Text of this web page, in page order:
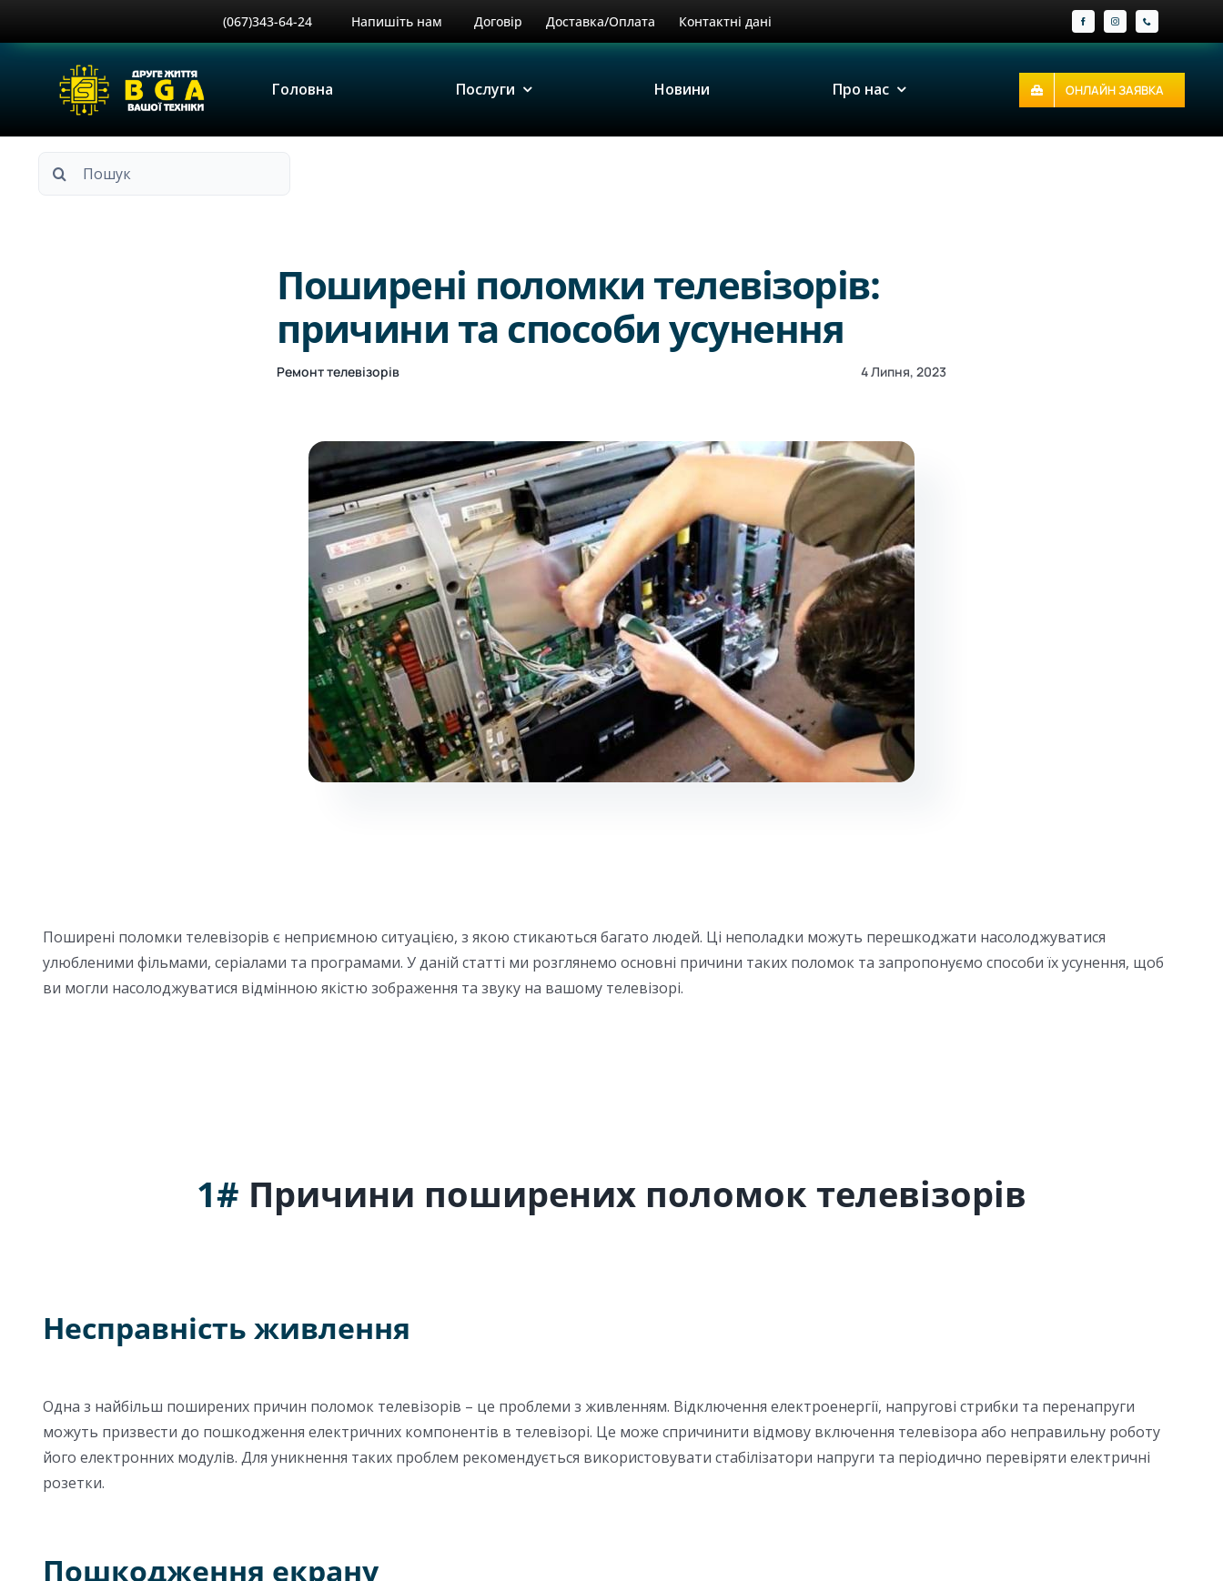
(067)343-64-24 Напишіть нам Договір Доставка/Оплата Контактні дані
Головна Послуги Новини Про нас ОНЛАЙН ЗАЯВКА
Пошук
Поширені поломки телевізорів:
причини та способи усунення
Ремонт телевізорів 4 Липня, 2023
Поширені поломки телевізорів є неприємною ситуацією, з якою стикаються багато людей. Ці неполадки можуть перешкоджати насолоджуватися
улюбленими фільмами, серіалами та програмами. У даній статті ми розглянемо основні причини таких поломок та запропонуємо способи їх усунення, щоб
ви могли насолоджуватися відмінною якістю зображення та звуку на вашому телевізорі.
1# Причини поширених поломок телевізорів
Несправність живлення
Одна з найбільш поширених причин поломок телевізорів – це проблеми з живленням. Відключення електроенергії, напругові стрибки та перенапруги
можуть призвести до пошкодження електричних компонентів в телевізорі. Це може спричинити відмову включення телевізора або неправильну роботу
його електронних модулів. Для уникнення таких проблем рекомендується використовувати стабілізатори напруги та періодично перевіряти електричні
розетки.
Пошкодження екрану